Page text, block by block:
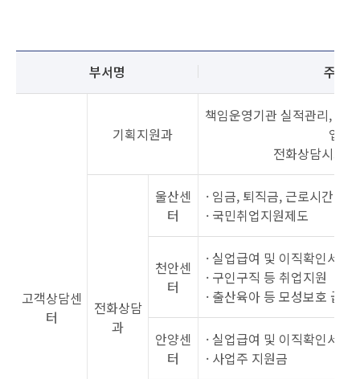
설명
부서명 주요
고객상담센
터
기획지원과
책임운영기관 실적관리, 소
업무
전화상담시스
전화상담
과
울산센
터
· 임금, 퇴직금, 근로시간 등
· 국민취업지원제도
천안센
터
· 실업급여 및 이직확인서
· 구인구직 등 취업지원
· 출산육아 등 모성보호 급여
안양센
터
· 실업급여 및 이직확인서
· 사업주 지원금